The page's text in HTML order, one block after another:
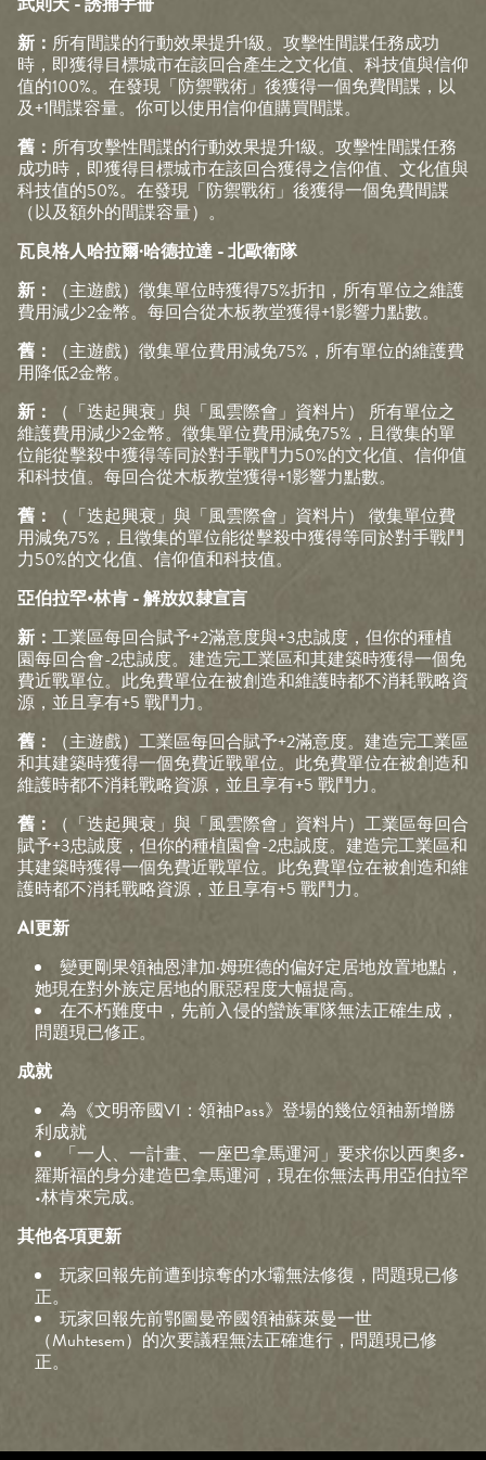
新： 所有間諜的行動效果提升1級。攻擊性間諜任務成功
時，即獲得目標城市在該回合產生之文化值、科技值與信仰
值的100%。在發現「防禦戰術」後獲得一個免費間諜，以
及+1間諜容量。你可以使用信仰值購買間諜。
舊： 所有攻擊性間諜的行動效果提升1級。攻擊性間諜任務
成功時，即獲得目標城市在該回合獲得之信仰值、文化值與
科技值的50%。在發現「防禦戰術」後獲得一個免費間諜
（以及額外的間諜容量）。
瓦良格人哈拉爾·哈德拉達 - 北歐衛隊
新：
（主遊戲）徵集單位時獲得75%折扣，所有單位之維護
費用減少2金幣。每回合從木板教堂獲得+1影響力點數。
舊：
（主遊戲）徵集單位費用減免75%，所有單位的維護費
用降低2金幣。
新：
（「迭起興衰」與「風雲際會」資料片） 所有單位之
維護費用減少2金幣。徵集單位費用減免75%，且徵集的單
位能從擊殺中獲得等同於對手戰鬥力50%的文化值、信仰值
和科技值。每回合從木板教堂獲得+1影響力點數。
舊：
（「迭起興衰」與「風雲際會」資料片） 徵集單位費
用減免75%，且徵集的單位能從擊殺中獲得等同於對手戰鬥
力50%的文化值、信仰值和科技值。
亞伯拉罕•林肯 - 解放奴隸宣言
新： 工業區每回合賦予+2滿意度與+3忠誠度，但你的種植
園每回合會-2忠誠度。建造完工業區和其建築時獲得一個免
費近戰單位。此免費單位在被創造和維護時都不消耗戰略資
源，並且享有+5 戰鬥力。
舊：
（主遊戲）工業區每回合賦予+2滿意度。建造完工業區
和其建築時獲得一個免費近戰單位。此免費單位在被創造和
維護時都不消耗戰略資源，並且享有+5 戰鬥力。
舊：
（「迭起興衰」與「風雲際會」資料片）工業區每回合
賦予+3忠誠度，但你的種植園會-2忠誠度。建造完工業區和
其建築時獲得一個免費近戰單位。此免費單位在被創造和維
護時都不消耗戰略資源，並且享有+5 戰鬥力。
AI更新
變更剛果領袖恩津加·姆班德的偏好定居地放置地點，
她現在對外族定居地的厭惡程度大幅提高。
在不朽難度中，先前入侵的蠻族軍隊無法正確生成，
問題現已修正。
成就
為《文明帝國VI：領袖Pass》登場的幾位領袖新增勝
利成就
「一人、一計畫、一座巴拿馬運河」要求你以西奧多•
羅斯福的身分建造巴拿馬運河，現在你無法再用亞伯拉罕
•林肯來完成。
其他各項更新
玩家回報先前遭到掠奪的水壩無法修復，問題現已修
正。
玩家回報先前鄂圖曼帝國領袖蘇萊曼一世
（Muhtesem）的次要議程無法正確進行，問題現已修
正。